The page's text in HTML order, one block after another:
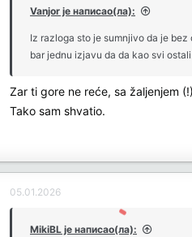
o
s
:
Vanjor је написао(ла):
Iz razloga sto je sumnjivo da je
bar jednu izjavu da da kao svi
Zar ti gore ne reće, sa žaljenjem
Tako sam shvatio.
05.01.2026
MikiBL је написао(ла):